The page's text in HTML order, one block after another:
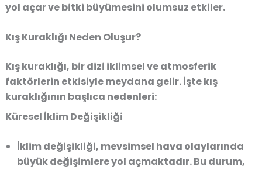
yol açar ve bitki büyümesini olumsuz etkiler.
Kış Kuraklığı Neden Oluşur?
Kış kuraklığı, bir dizi iklimsel ve atmosferik
faktörlerin etkisiyle meydana gelir. İşte kış
kuraklığının başlıca nedenleri:
Küresel İklim Değişikliği
İklim değişikliği, mevsimsel hava olaylarında
büyük değişimlere yol açmaktadır. Bu durum,